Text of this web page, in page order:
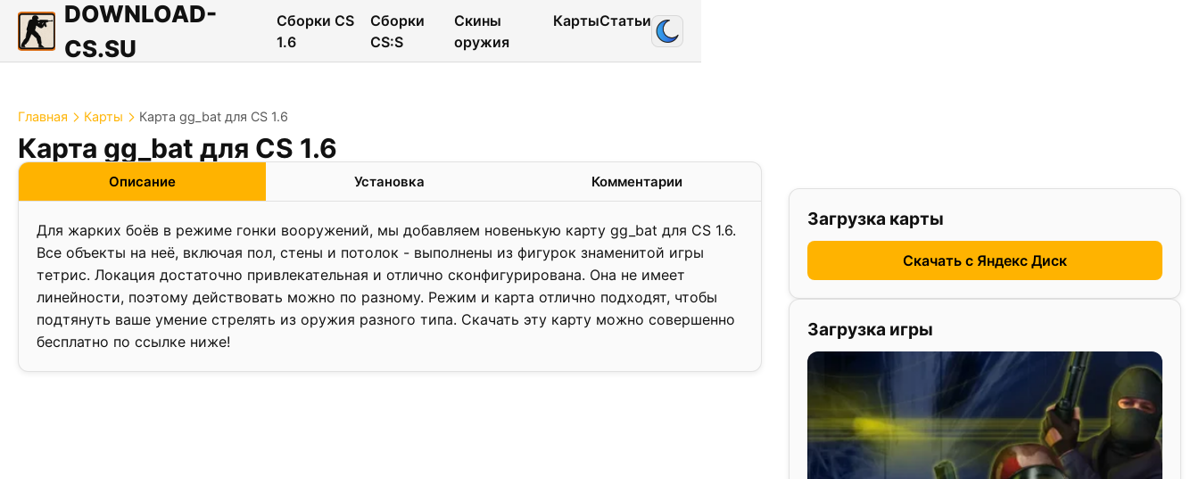
DOWNLOAD-
CS.SU
Сборки CS
1.6
Сборки
CS:S
Скины
оружия
КартыСтатьи
Главная Карты Карта gg_bat для CS 1.6
Карта gg_bat для CS 1.6
❮ ❯
Описание Установка Комментарии
Для жарких боёв в режиме гонки вооружений, мы добавляем новенькую карту gg_bat для CS 1.6.
Все объекты на неё, включая пол, стены и потолок - выполнены из фигурок знаменитой игры
тетрис. Локация достаточно привлекательная и отлично сконфигурирована. Она не имеет
линейности, поэтому действовать можно по разному. Режим и карта отлично подходят, чтобы
подтянуть ваше умение стрелять из оружия разного типа. Скачать эту карту можно совершенно
бесплатно по ссылке ниже!
Загрузка карты
Скачать с Яндекс Диск
Загрузка игры